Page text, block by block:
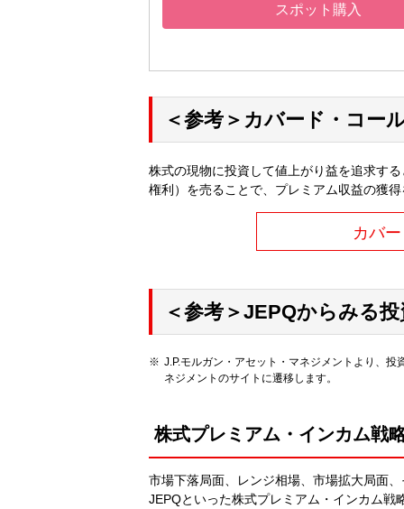
スポット購入
＜参考＞カバード・コー
株式の現物に投資して値上がり益を追求す
権利）を売ることで、プレミアム収益の獲
カバ
＜参考＞JEPQからみる
J.P.モルガン・アセット・マネジメントより、
ネジメントのサイトに遷移します。
株式プレミアム・インカム戦
市場下落局面、レンジ相場、市場拡大局面
JEPQといった株式プレミアム・インカム